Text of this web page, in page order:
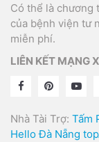
Có thể là chương
của bệnh viện tư
miễn phí.
LIÊN KẾT MẠNG
Nhà Tài Trợ: Tấm
Hello Đà Nẵng